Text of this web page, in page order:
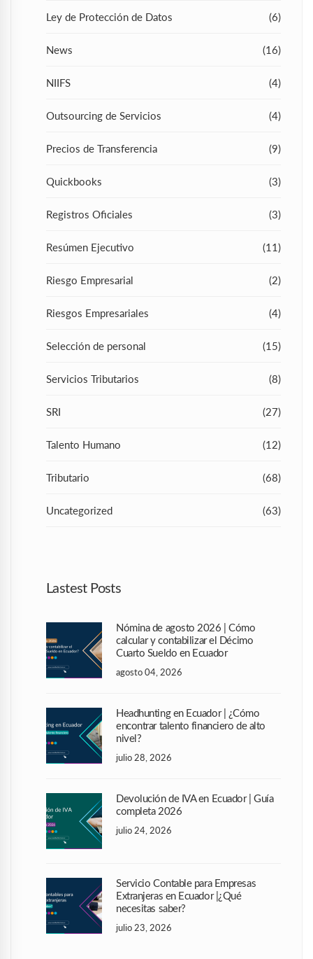
Ley de Protección de Datos (6)
News (16)
NIIFS (4)
Outsourcing de Servicios (4)
Precios de Transferencia (9)
Quickbooks (3)
Registros Oficiales (3)
Resúmen Ejecutivo (11)
Riesgo Empresarial (2)
Riesgos Empresariales (4)
Selección de personal (15)
Servicios Tributarios (8)
SRI (27)
Talento Humano (12)
Tributario (68)
Uncategorized (63)
Lastest Posts
Nómina de agosto 2026 | Cómo
calcular y contabilizar el Décimo
Cuarto Sueldo en Ecuador
agosto 04, 2026
Headhunting en Ecuador | ¿Cómo
encontrar talento financiero de alto
nivel?
julio 28, 2026
Devolución de IVA en Ecuador | Guía
completa 2026
julio 24, 2026
Servicio Contable para Empresas
Extranjeras en Ecuador |¿Qué
necesitas saber?
julio 23, 2026